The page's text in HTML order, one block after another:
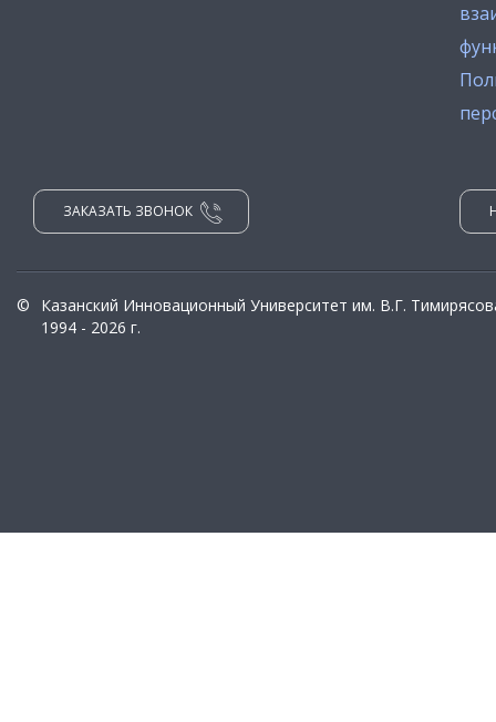
ЗАКАЗАТЬ ЗВОНОК
©
Казанский Инновационный Университет им. В.Г.
1994 - 2026 г.